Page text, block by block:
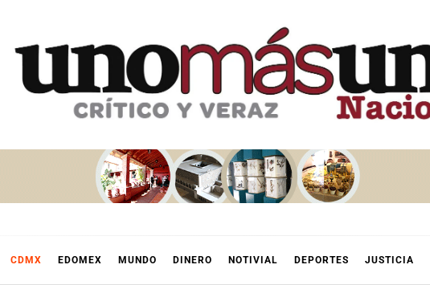
CDMX EDOMEX MUNDO DINERO NOTIVIAL DEPORTES JUSTICIA